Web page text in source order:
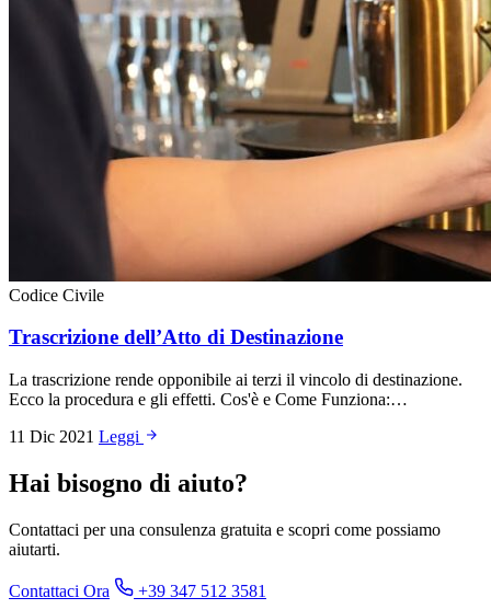
Codice Civile
Trascrizione dell’Atto di Destinazione
La trascrizione rende opponibile ai terzi il vincolo di destinazione.
Ecco la procedura e gli effetti. Cos'è e Come Funziona:…
11 Dic 2021 Leggi
Hai bisogno di aiuto?
Contattaci per una consulenza gratuita e scopri come possiamo
aiutarti.
Contattaci Ora +39 347 512 3581